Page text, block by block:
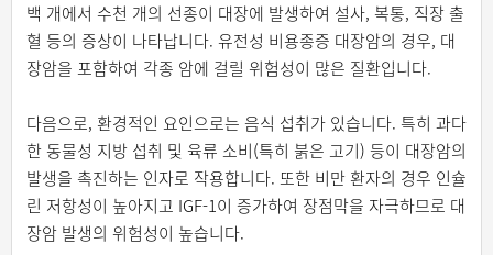
백 개에서 수천 개의 선종이 대장에 발생하여 설사, 복통, 직장 출
혈 등의 증상이 나타납니다. 유전성 비용종증 대장암의 경우, 대
장암을 포함하여 각종 암에 걸릴 위험성이 많은 질환입니다.
다음으로, 환경적인 요인으로는 음식 섭취가 있습니다. 특히 과다
한 동물성 지방 섭취 및 육류 소비(특히 붉은 고기) 등이 대장암의
발생을 촉진하는 인자로 작용합니다. 또한 비만 환자의 경우 인슐
린 저항성이 높아지고 IGF-1이 증가하여 장점막을 자극하므로 대
장암 발생의 위험성이 높습니다.